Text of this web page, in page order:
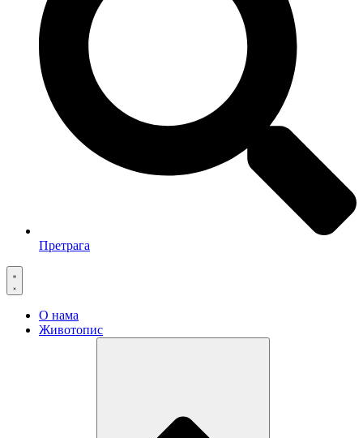
Претрага
О нама
Животопис